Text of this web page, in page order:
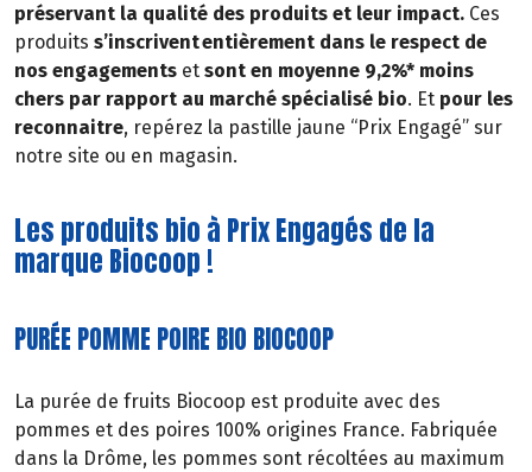
préservant la qualité des produits et leur impact. Ces
produits s’inscrivent entièrement dans le respect de
nos engagements et sont en moyenne 9,2%* moins
chers par rapport au marché spécialisé bio. Et pour les
reconnaitre, repérez la pastille jaune “Prix Engagé” sur
notre site ou en magasin.
Les produits bio à Prix Engagés de la
marque Biocoop !
PURÉE POMME POIRE BIO BIOCOOP
La purée de fruits Biocoop est produite avec des
pommes et des poires 100% origines France. Fabriquée
dans la Drôme, les pommes sont récoltées au maximum